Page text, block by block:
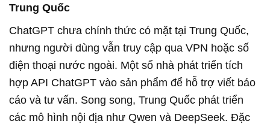
Trung Quốc
ChatGPT chưa chính thức có mặt tại Trung Quốc,
nhưng người dùng vẫn truy cập qua VPN hoặc số
điện thoại nước ngoài. Một số nhà phát triển tích
hợp API ChatGPT vào sản phẩm để hỗ trợ viết báo
cáo và tư vấn. Song song, Trung Quốc phát triển
các mô hình nội địa như Qwen và DeepSeek. Đặc